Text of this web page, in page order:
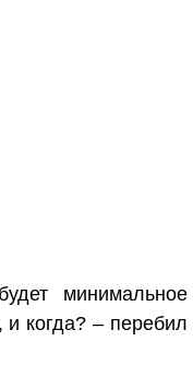
минимальное
и когда? – перебил